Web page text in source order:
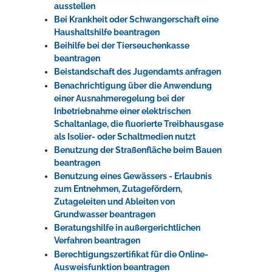
ausstellen
Bei Krankheit oder Schwangerschaft eine
Haushaltshilfe beantragen
Beihilfe bei der Tierseuchenkasse
beantragen
Beistandschaft des Jugendamts anfragen
Benachrichtigung über die Anwendung
einer Ausnahmeregelung bei der
Inbetriebnahme einer elektrischen
Schaltanlage, die fluorierte Treibhausgase
als Isolier- oder Schaltmedien nutzt
Benutzung der Straßenfläche beim Bauen
beantragen
Benutzung eines Gewässers - Erlaubnis
zum Entnehmen, Zutagefördern,
Zutageleiten und Ableiten von
Grundwasser beantragen
Beratungshilfe in außergerichtlichen
Verfahren beantragen
Berechtigungszertifikat für die Online-
Ausweisfunktion beantragen